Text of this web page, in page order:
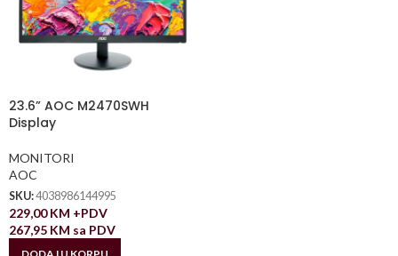
23.6” AOC M2470SWH
Display
MONITORI
AOC
SKU:4038986144995
229,00KM +PDV
267,95 KM sa PDV